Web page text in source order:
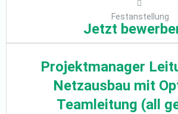
Festanstellung
Jetzt
Projektmanager
Netzausbau mit
Teamleitung (all